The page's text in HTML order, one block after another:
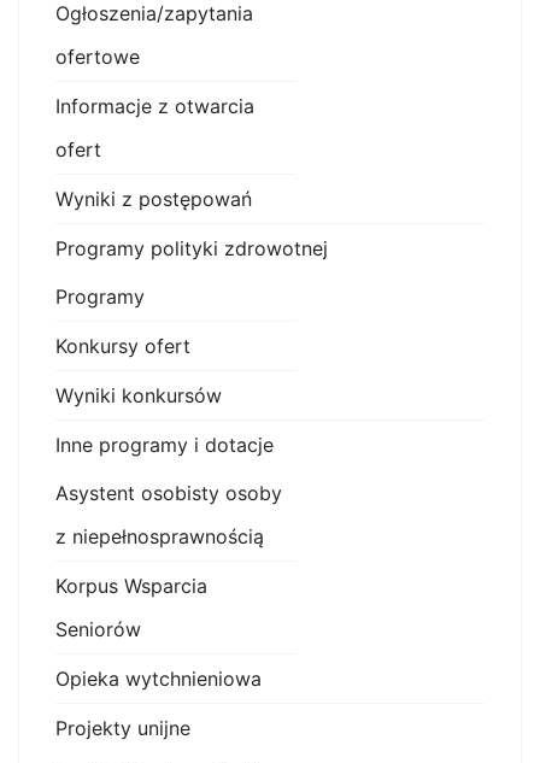
Ogłoszenia/zapytania
ofertowe
Informacje z otwarcia
ofert
Wyniki z postępowań
Programy polityki zdrowotnej
Programy
Konkursy ofert
Wyniki konkursów
Inne programy i dotacje
Asystent osobisty osoby
z niepełnosprawnością
Korpus Wsparcia
Seniorów
Opieka wytchnieniowa
Projekty unijne